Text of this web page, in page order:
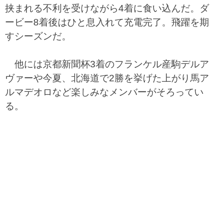
挟まれる不利を受けながら4着に食い込んだ。ダ
ービー8着後はひと息入れて充電完了。飛躍を期
すシーズンだ。
他には京都新聞杯3着のフランケル産駒デルア
ヴァーや今夏、北海道で2勝を挙げた上がり馬ア
ルマデオロなど楽しみなメンバーがそろってい
る。